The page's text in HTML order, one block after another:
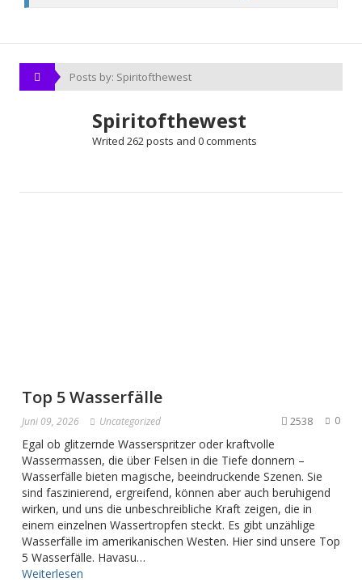
Posts by: Spiritofthewest
Spiritofthewest
Writed 262 posts and 0 comments
Top 5 Wasserfälle
Juni 09, 2026 Uncategorized 0
2538
Egal ob glitzernde Wasserspritzer oder kraftvolle
Wassermassen, die über Felsen in die Tiefe donnern –
Wasserfälle bieten magische, beeindruckende Szenen. Sie
sind faszinierend, ergreifend, können aber auch beruhigend
wirken, und uns die unbeschreibliche Kraft zeigen, die in
einem einzelnen Wassertropfen steckt. Es gibt unzählige
Wasserfälle im amerikanischen Westen. Hier sind unsere Top
5 Wasserfälle. Havasu…
Weiterlesen